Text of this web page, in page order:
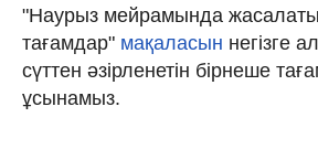
"Наурыз мейрамында
тағамдар" мақаласын негізге
сүттен әзірленетін бірнеше
ұсынамыз.